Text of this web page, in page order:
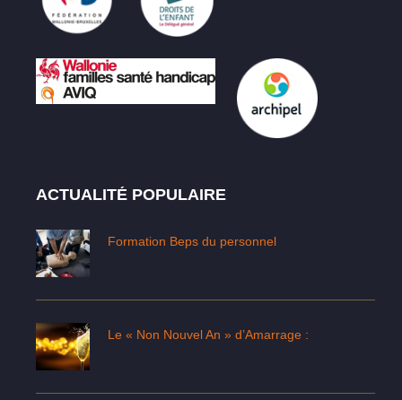
ACTUALITÉ POPULAIRE
Formation Beps du personnel
Le « Non Nouvel An » d’Amarrage :